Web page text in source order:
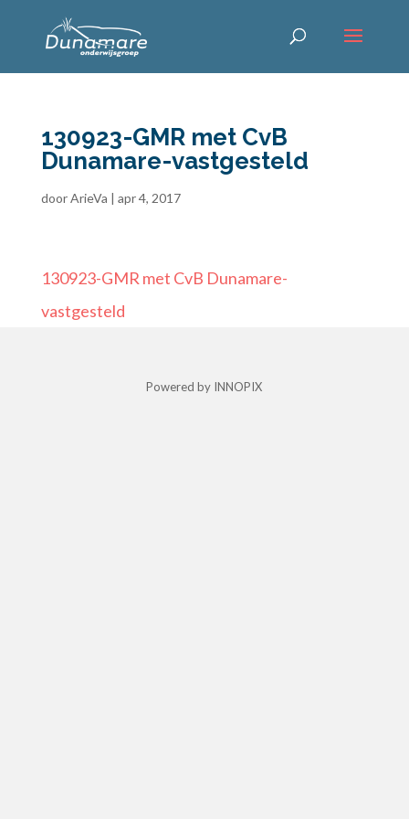
130923-GMR met CvB
Dunamare-vastgesteld
doorArieVa | apr 4, 2017
130923-GMR met CvB Dunamare-
vastgesteld
Powered by INNOPIX